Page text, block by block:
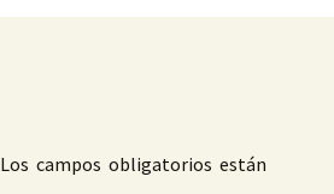
Los campos obligatorios están